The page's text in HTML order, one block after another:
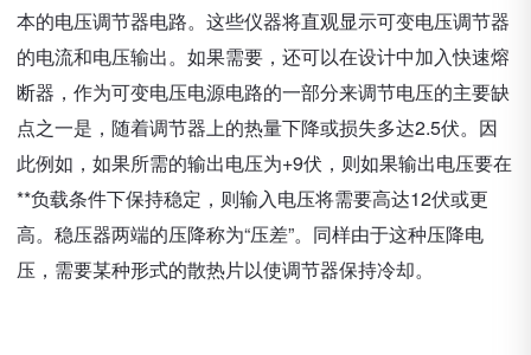
本的电压调节器电路。这些仪器将直观显示可变电压调节器
的电流和电压输出。如果需要，还可以在设计中加入快速熔
断器，作为可变电压电源电路的一部分来调节电压的主要缺
点之一是，随着调节器上的热量下降或损失多达2.5伏。因
此例如，如果所需的输出电压为+9伏，则如果输出电压要在
**负载条件下保持稳定，则输入电压将需要高达12伏或更
高。稳压器两端的压降称为“压差”。同样由于这种压降电
压，需要某种形式的散热片以使调节器保持冷却。